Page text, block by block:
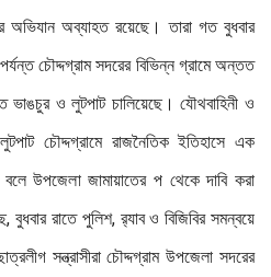
অভিযান অব্যাহত রয়েছে। তারা গত বুধবার
চৌদ্দগ্রাম সদরের বিভিন্ন গ্রামে অন্তত
ভাঙচুর ও লুটপাট চালিয়েছে। যৌথবাহিনী ও
চৌদ্দগ্রামে রাজনৈতিক ইতিহাসে এক
উপজেলা জামায়াতের প থেকে দাবি করা
রাতে পুলিশ, র‌্যাব ও বিজিবির সমন্বয়ে
সন্ত্রাসীরা চৌদ্দগ্রাম উপজেলা সদরের